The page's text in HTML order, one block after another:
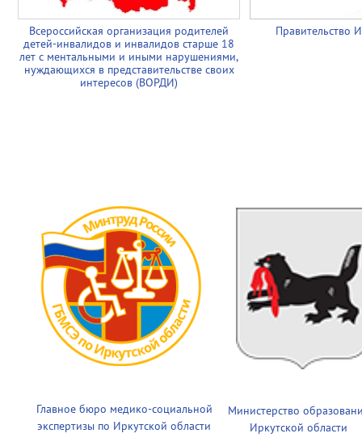
Всероссийская организация родителей
детей-инвалидов и инвалидов старше 18
лет с ментальными и иными нарушениями,
нуждающихся в представительстве своих
интересов (ВОРДИ)
Правительство
Главное бюро медико-социальной
экспертизы по Иркутской области
Министерство
Иркутской области